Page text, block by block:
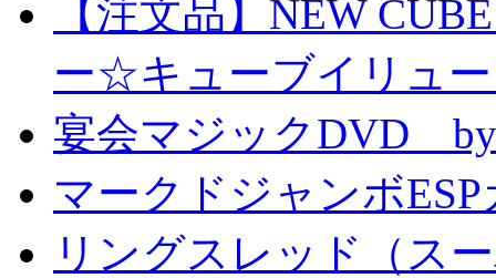
【注文品】NEW
ー☆キューブイリュ
宴会マジックDVD
マークドジャンボ
リングスレッド（ス